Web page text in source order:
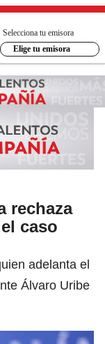
Selecciona tu emisora
Elige tu emisora
rechaza
caso
adelanta el
Álvaro Uribe